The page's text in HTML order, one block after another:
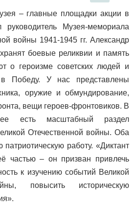
– главные площадки акции в
Музея-мемориала
войны 1941-1945 гг. Александр
боевые реликвии и память
о героизме советских людей и
в Победу. У нас представлены
оружие и обмундирование,
вещи героев-фронтовиков. В
есть масштабный раздел
Отечественной войны. Оба
работу. «Диктант
частью – он призван привлечь
к изучению событий Великой
повысить историческую